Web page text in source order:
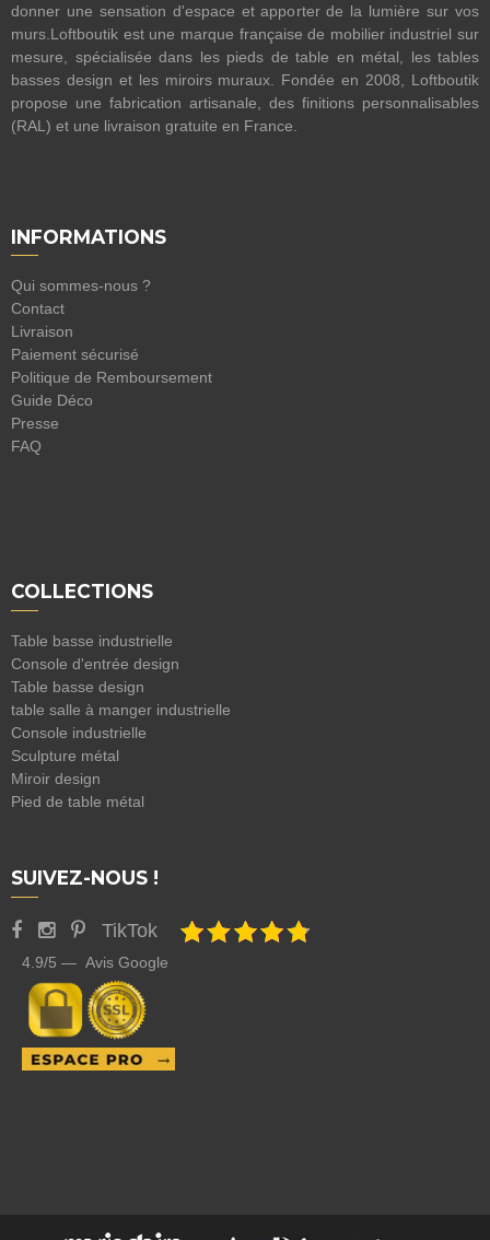
donner une sensation d'espace et apporter de la lumière sur vos
murs.Loftboutik est une marque française de mobilier industriel sur
mesure, spécialisée dans les pieds de table en métal, les tables
basses design et les miroirs muraux. Fondée en 2008, Loftboutik
propose une fabrication artisanale, des finitions personnalisables
(RAL) et une livraison gratuite en France.
INFORMATIONS
Qui sommes-nous ?
Contact
Livraison
Paiement sécurisé
Politique de Remboursement
Guide Déco
Presse
FAQ
COLLECTIONS
Table basse industrielle
Console d'entrée design
Table basse design
table salle à manger industrielle
Console industrielle
Sculpture métal
Miroir design
Pied de table métal
SUIVEZ-NOUS !
TikTok
4.9/5 — Avis Google